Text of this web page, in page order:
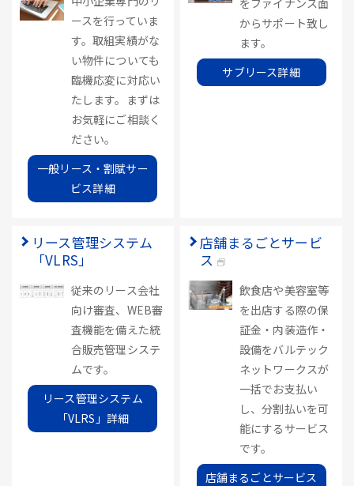
ースを行っていま
す。取組実績がな
い物件についても
臨機応変に対応い
たします。まずは
お気軽にご相談く
ださい。
一般リース・割賦サー
ビス詳細
をファイナンス面
からサポート致し
ます。
サブリース詳細
リース管理システム
「VLRS」
従来のリース会社
向け審査、WEB審
査機能を備えた統
合販売管理システ
ムです。
リース管理システム
「VLRS」詳細
店舗まるごとサービ
ス
飲食店や美容室等
を出店する際の保
証金・内装造作・
設備をバルテック
ネットワークスが
一括でお支払い
し、分割払いを可
能にするサービス
です。
店舗まるごとサービス